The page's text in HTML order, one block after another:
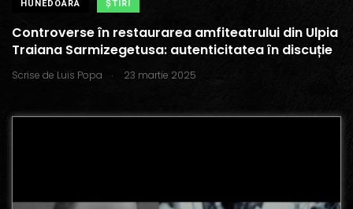
HUNEDOARA ŞTIRI
Controverse în restaurarea amfiteatrului din Ulpia
Traiana Sarmizegetusa: autenticitatea în discuție
Scrise de Luis Popa . 23 martie 2025